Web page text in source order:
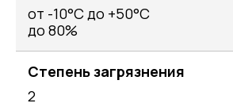
от -10°С до +50°С
до 80%
Степень загрязнения
2